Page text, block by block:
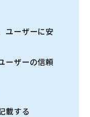
ユーザーに安
ーザーの信頼
載する